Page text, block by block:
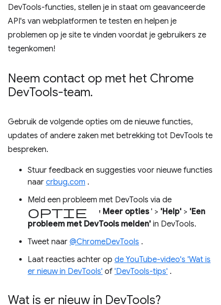
DevTools-functies, stellen je in staat om geavanceerde
API's van webplatformen te testen en helpen je
problemen op je site te vinden voordat je gebruikers ze
tegenkomen!
Neem contact op met het Chrome
DevTools-team.
Gebruik de volgende opties om de nieuwe functies,
updates of andere zaken met betrekking tot DevTools te
bespreken.
Stuur feedback en suggesties voor nieuwe functies
naar crbug.com .
Meld een probleem met DevTools via de
optie ' Meer opties' > 'Help' > 'Een
probleem met DevTools melden' in DevTools.
Tweet naar @ChromeDevTools .
Laat reacties achter op de YouTube-video's 'Wat is
er nieuw in DevTools' of 'DevTools-tips' .
Wat is er nieuw in DevTools?